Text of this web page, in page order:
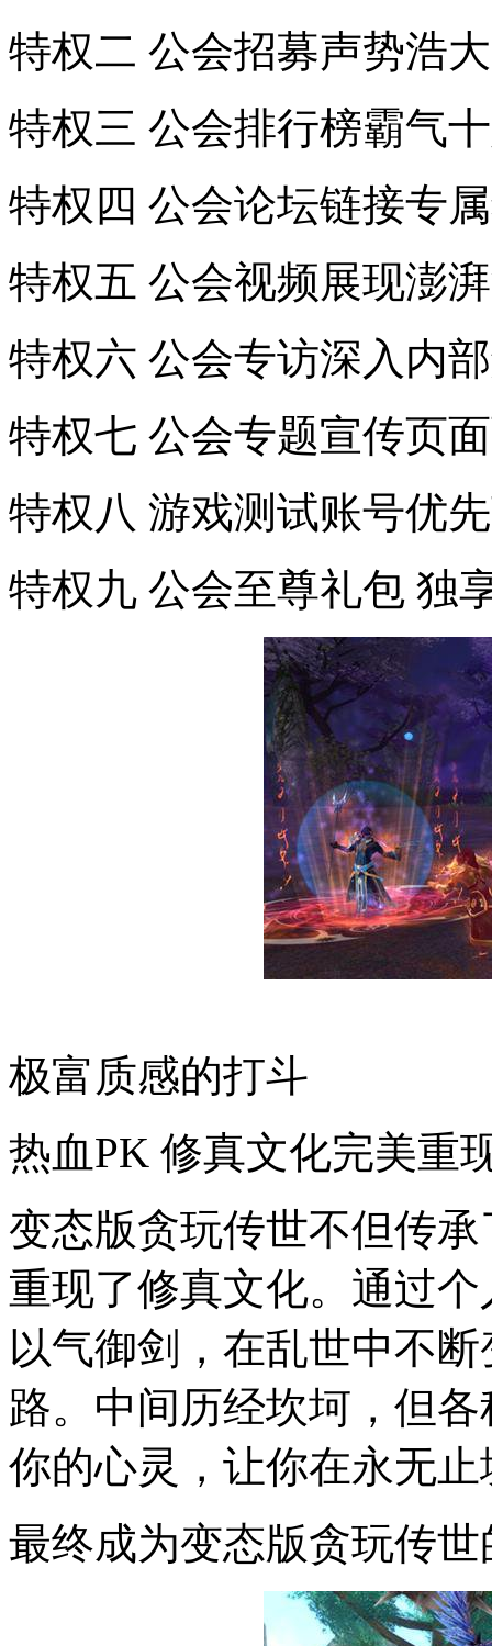
特权二 公会招募声势浩大
特权三 公会排行榜霸气
特权四 公会论坛链接专
特权五 公会视频展现澎
特权六 公会专访深入内
特权七 公会专题宣传页
特权八 游戏测试账号优
特权九 公会至尊礼包 独
极富质感的打斗
热血PK 修真文化完美重
变态版贪玩传世不但传
重现了修真文化。通过
以气御剑，在乱世中不
路。中间历经坎坷，但
你的心灵，让你在永无
最终成为变态版贪玩传